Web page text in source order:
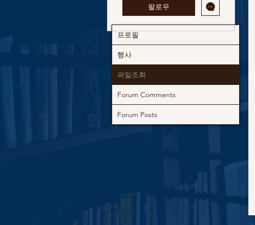
팔로우
프로필
행사
파일조회
Forum Comments
Forum Posts